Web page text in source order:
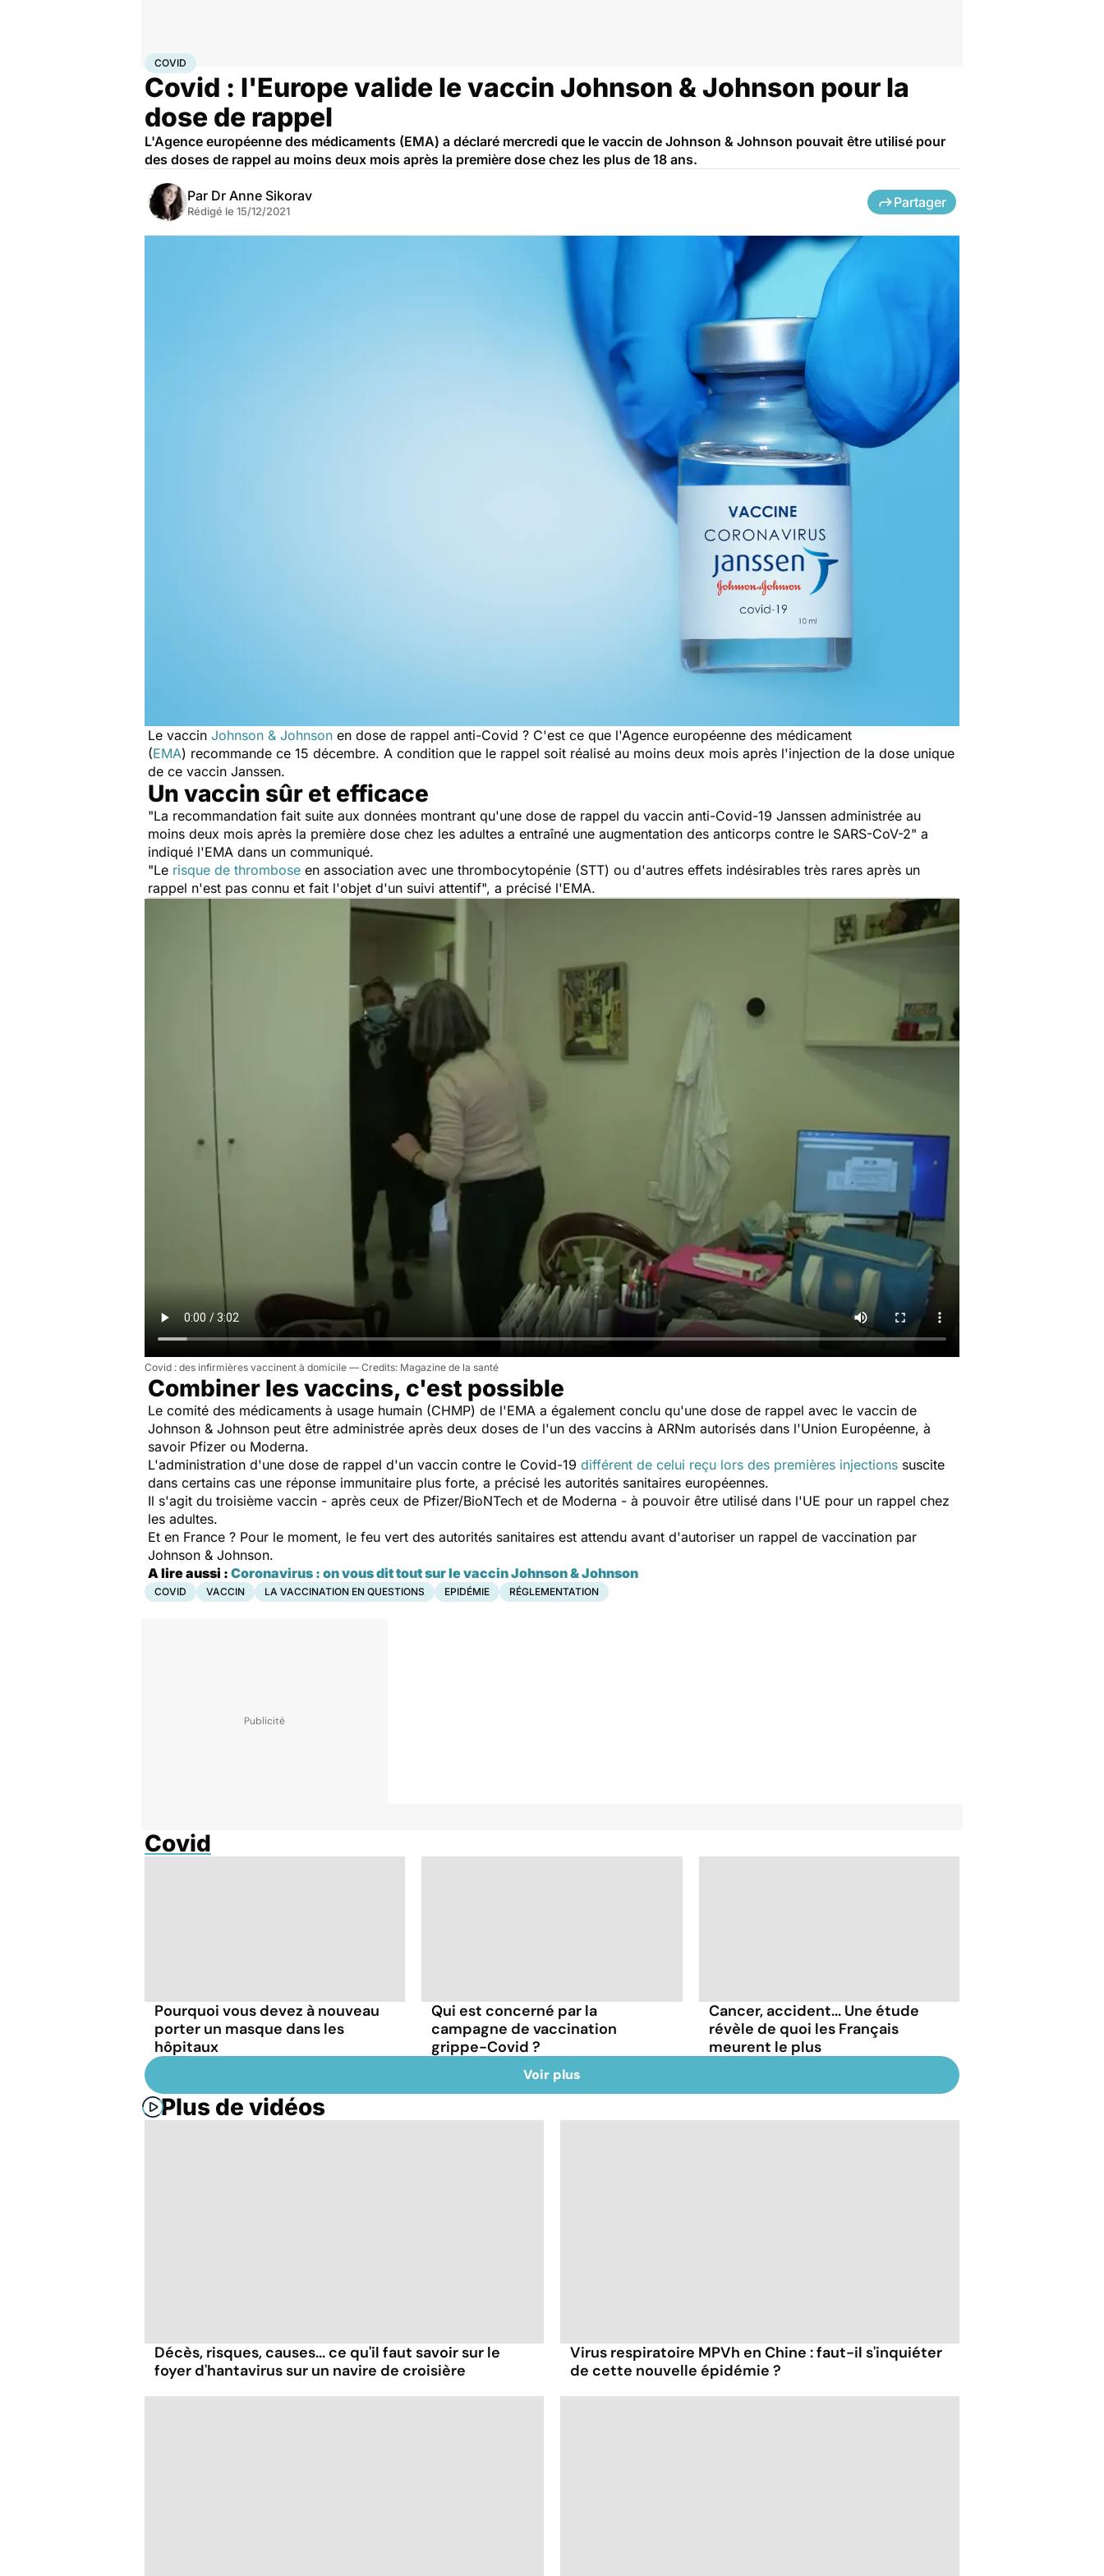
AccueilSanté
COVID
Covid : l'Europe valide le vaccin Johnson & Johnson pour la
dose de rappel
L'Agence européenne des médicaments (EMA) a déclaré mercredi que le vaccin de Johnson & Johnson pouvait être utilisé pour
des doses de rappel au moins deux mois après la première dose chez les plus de 18 ans.
Par Dr Anne Sikorav
Rédigé le 15/12/2021
Partager
Le vaccin Johnson & Johnson en dose de rappel anti-Covid ? C'est ce que l'Agence européenne des médicament
(EMA) recommande ce 15 décembre. A condition que le rappel soit réalisé au moins deux mois après l'injection de la dose unique
de ce vaccin Janssen.
Un vaccin sûr et efficace
"La recommandation fait suite aux données montrant qu'une dose de rappel du vaccin anti-Covid-19 Janssen administrée au
moins deux mois après la première dose chez les adultes a entraîné une augmentation des anticorps contre le SARS-CoV-2" a
indiqué l'EMA dans un communiqué.
"Le risque de thrombose en association avec une thrombocytopénie (STT) ou d'autres effets indésirables très rares après un
rappel n'est pas connu et fait l'objet d'un suivi attentif", a précisé l'EMA.
Covid : des infirmières vaccinent à domicile Magazine de la santé
Combiner les vaccins, c'est possible
Le comité des médicaments à usage humain (CHMP) de l'EMA a également conclu qu'une dose de rappel avec le vaccin de
Johnson & Johnson peut être administrée après deux doses de l'un des vaccins à ARNm autorisés dans l'Union Européenne, à
savoir Pfizer ou Moderna.
L'administration d'une dose de rappel d'un vaccin contre le Covid-19 différent de celui reçu lors des premières injections suscite
dans certains cas une réponse immunitaire plus forte, a précisé les autorités sanitaires européennes.
Il s'agit du troisième vaccin - après ceux de Pfizer/BioNTech et de Moderna - à pouvoir être utilisé dans l'UE pour un rappel chez
les adultes.
Et en France ? Pour le moment, le feu vert des autorités sanitaires est attendu avant d'autoriser un rappel de vaccination par
Johnson & Johnson.
A lire aussi : Coronavirus : on vous dit tout sur le vaccin Johnson & Johnson
COVID VACCIN LA VACCINATION EN QUESTIONS EPIDÉMIE RÉGLEMENTATION
Covid
Pourquoi vous devez à nouveau
porter un masque dans les
hôpitaux
Qui est concerné par la
campagne de vaccination
grippe-Covid ?
Cancer, accident... Une étude
révèle de quoi les Français
meurent le plus
Voir plus
Plus de vidéos
Décès, risques, causes... ce qu'il faut savoir sur le
foyer d'hantavirus sur un navire de croisière
Virus respiratoire MPVh en Chine : faut-il s'inquiéter
de cette nouvelle épidémie ?